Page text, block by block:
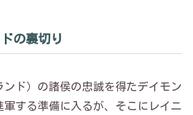
の裏切り
ンド）の諸侯の忠誠を得たデイモン
軍する準備に入るが、そこにレイニ